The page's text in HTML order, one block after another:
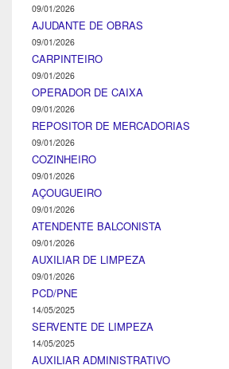
09/01/2026
AJUDANTE DE OBRAS
09/01/2026
CARPINTEIRO
09/01/2026
OPERADOR DE CAIXA
09/01/2026
REPOSITOR DE MERCADORIAS
09/01/2026
COZINHEIRO
09/01/2026
AÇOUGUEIRO
09/01/2026
ATENDENTE BALCONISTA
09/01/2026
AUXILIAR DE LIMPEZA
09/01/2026
PCD/PNE
14/05/2025
SERVENTE DE LIMPEZA
14/05/2025
AUXILIAR ADMINISTRATIVO